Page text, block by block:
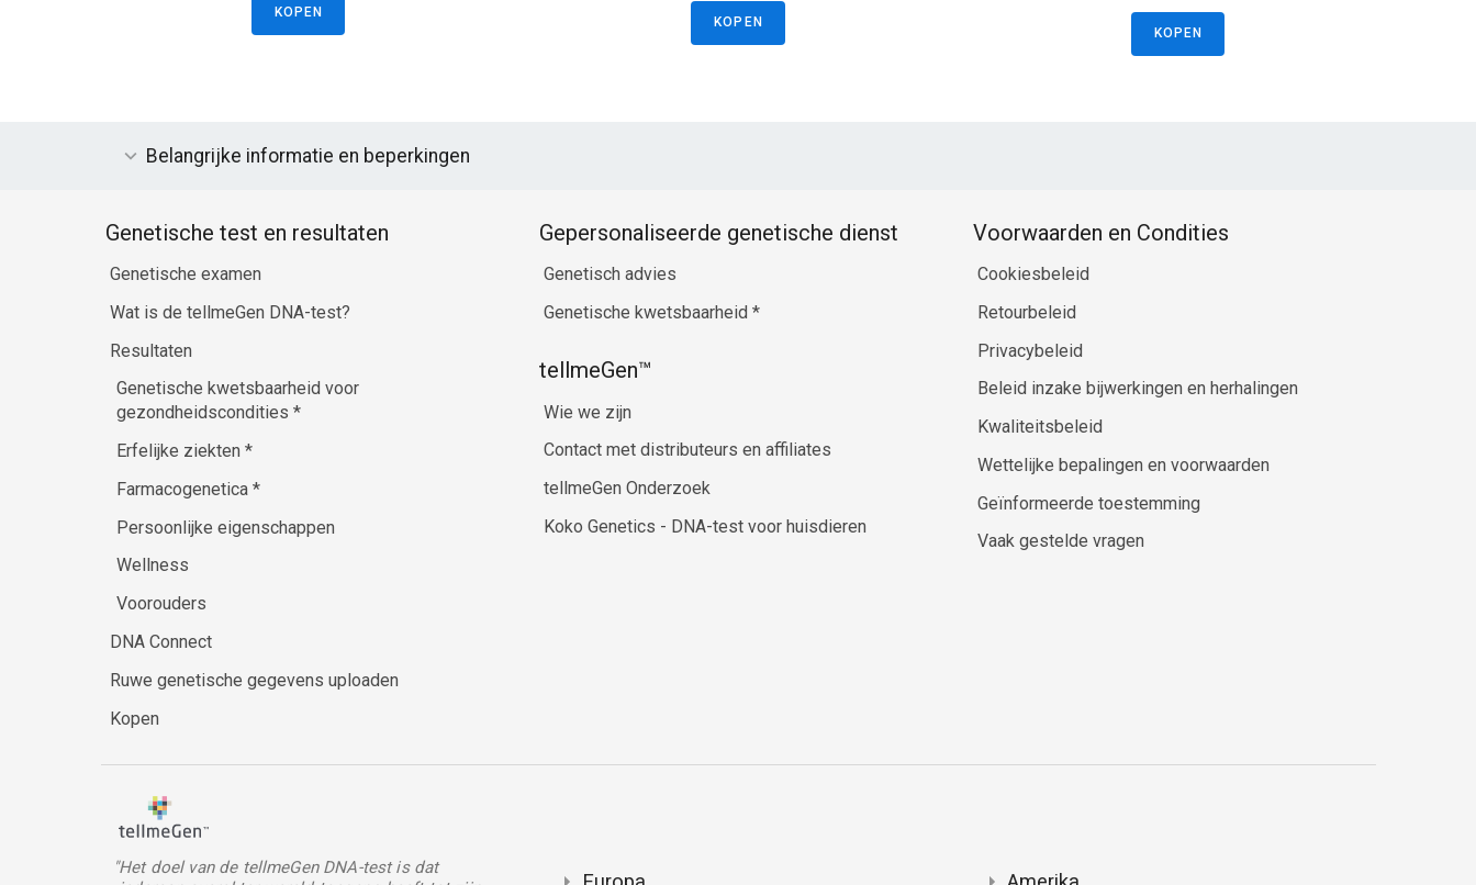
KOPEN
KOPEN
KOPEN
Belangrijke informatie en beperkingen
Genetische test en resultaten
Genetische examen
Wat is de tellmeGen DNA-test?
Resultaten
Genetische kwetsbaarheid voor
gezondheidscondities *
Erfelijke ziekten *
Farmacogenetica *
Persoonlijke eigenschappen
Wellness
Voorouders
DNA Connect
Ruwe genetische gegevens uploaden
Kopen
Gepersonaliseerde genetische dienst
Genetisch advies
Genetische kwetsbaarheid *
tellmeGen™
Wie we zijn
Contact met distributeurs en affiliates
tellmeGen Onderzoek
Koko Genetics - DNA-test voor huisdieren
Voorwaarden en Condities
Cookiesbeleid
Retourbeleid
Privacybeleid
Beleid inzake bijwerkingen en herhalingen
Kwaliteitsbeleid
Wettelijke bepalingen en voorwaarden
Geïnformeerde toestemming
Vaak gestelde vragen
"Het doel van de tellmeGen DNA-test is dat